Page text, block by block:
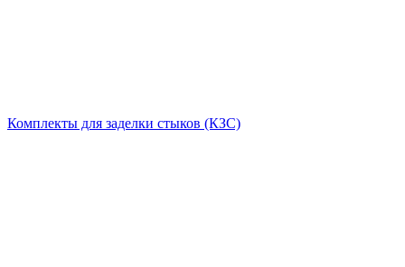
Комплекты для заделки стыков (КЗС)